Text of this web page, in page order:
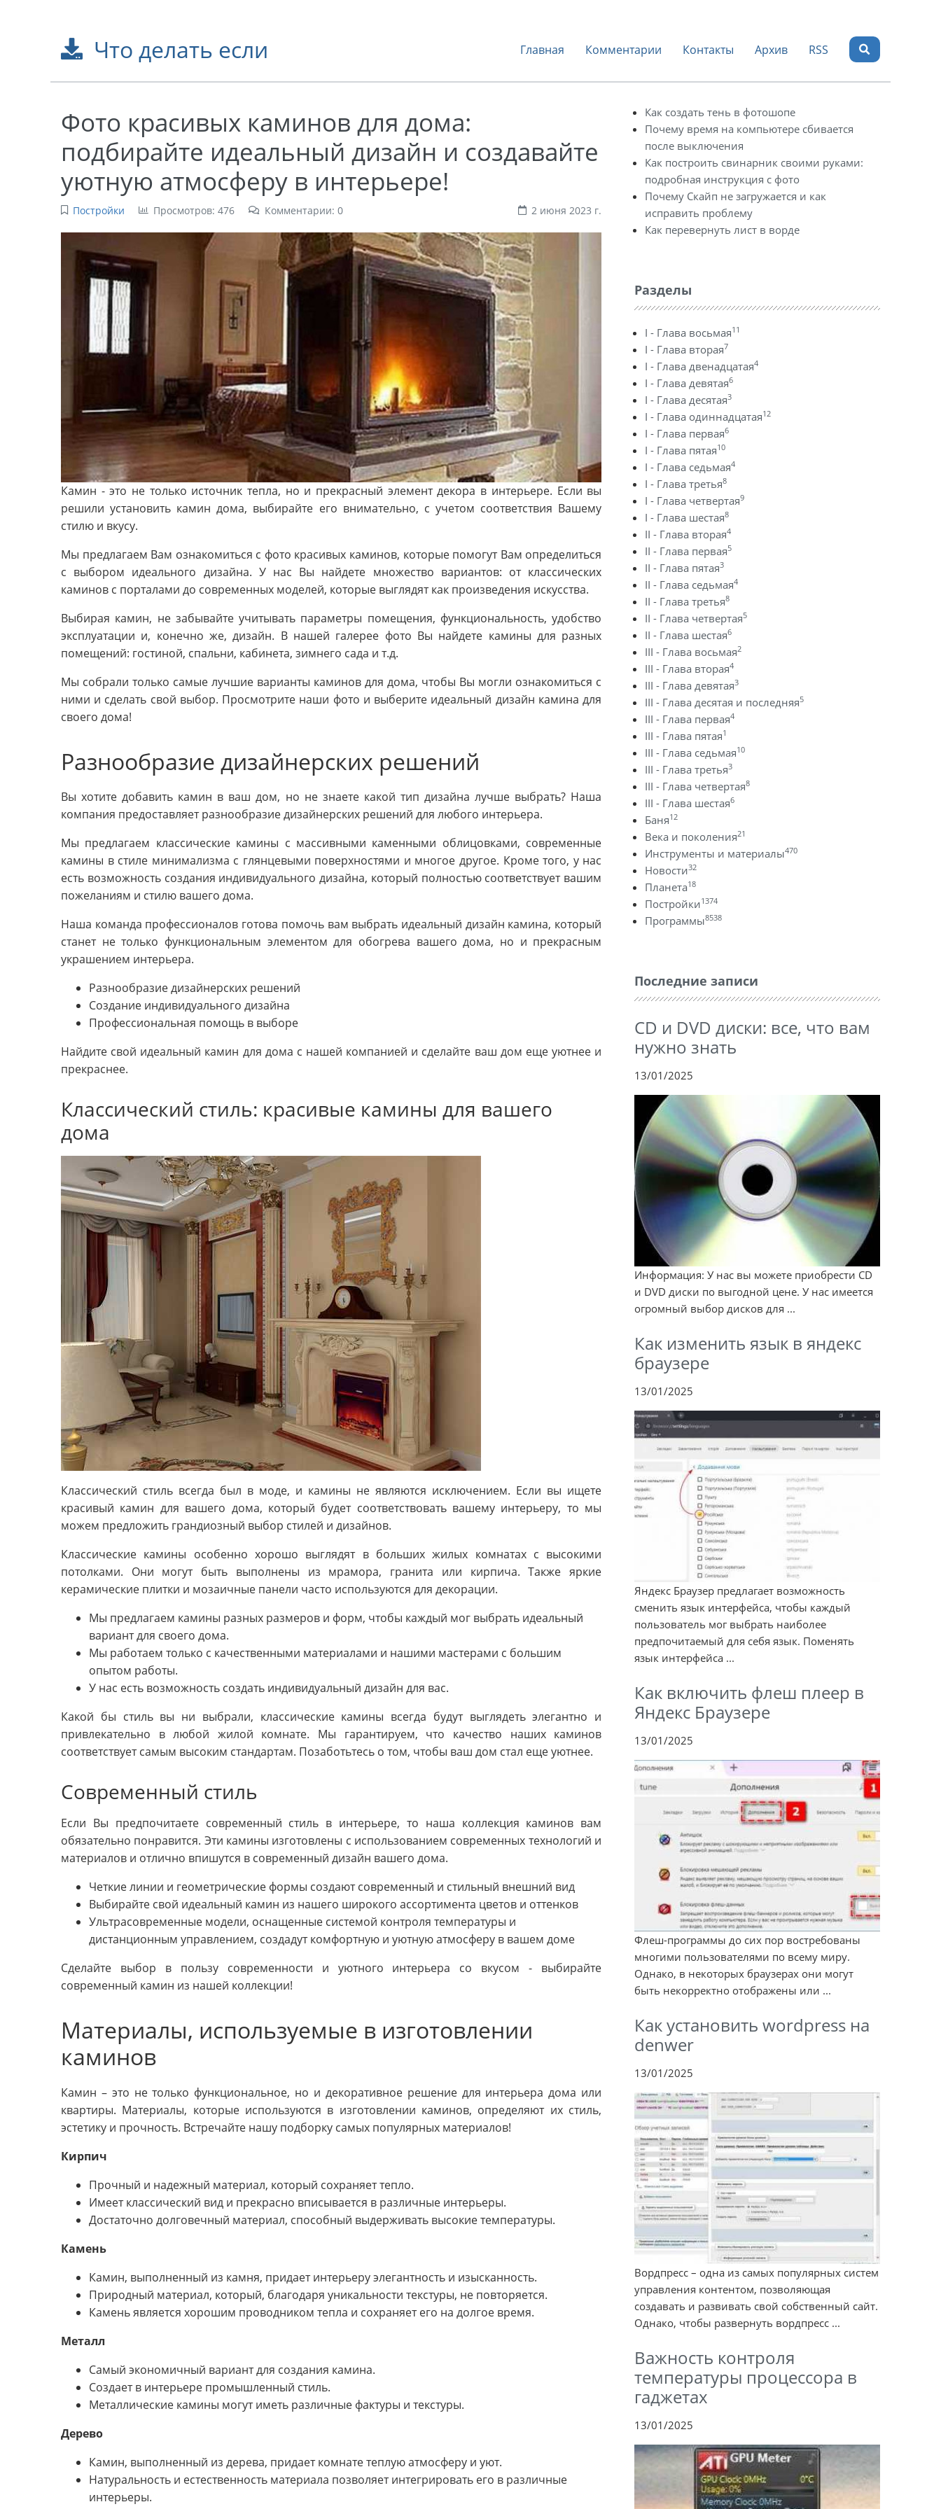
Что делать если Главная Комментарии Контакты Архив RSS
Фото красивых каминов для дома:
подбирайте идеальный дизайн и создавайте
уютную атмосферу в интерьере!
Постройки Просмотров: 476 Комментарии: 0 2 июня 2023 г.
Камин - это не только источник тепла, но и прекрасный элемент декора в интерьере. Если вы
решили установить камин дома, выбирайте его внимательно, с учетом соответствия Вашему
стилю и вкусу.
Мы предлагаем Вам ознакомиться с фото красивых каминов, которые помогут Вам определиться
с выбором идеального дизайна. У нас Вы найдете множество вариантов: от классических
каминов с порталами до современных моделей, которые выглядят как произведения искусства.
Выбирая камин, не забывайте учитывать параметры помещения, функциональность, удобство
эксплуатации и, конечно же, дизайн. В нашей галерее фото Вы найдете камины для разных
помещений: гостиной, спальни, кабинета, зимнего сада и т.д.
Мы собрали только самые лучшие варианты каминов для дома, чтобы Вы могли ознакомиться с
ними и сделать свой выбор. Просмотрите наши фото и выберите идеальный дизайн камина для
своего дома!
Разнообразие дизайнерских решений
Вы хотите добавить камин в ваш дом, но не знаете какой тип дизайна лучше выбрать? Наша
компания предоставляет разнообразие дизайнерских решений для любого интерьера.
Мы предлагаем классические камины с массивными каменными облицовками, современные
камины в стиле минимализма с глянцевыми поверхностями и многое другое. Кроме того, у нас
есть возможность создания индивидуального дизайна, который полностью соответствует вашим
пожеланиям и стилю вашего дома.
Наша команда профессионалов готова помочь вам выбрать идеальный дизайн камина, который
станет не только функциональным элементом для обогрева вашего дома, но и прекрасным
украшением интерьера.
Разнообразие дизайнерских решений
Создание индивидуального дизайна
Профессиональная помощь в выборе
Найдите свой идеальный камин для дома с нашей компанией и сделайте ваш дом еще уютнее и
прекраснее.
Классический стиль: красивые камины для вашего
дома
Классический стиль всегда был в моде, и камины не являются исключением. Если вы ищете
красивый камин для вашего дома, который будет соответствовать вашему интерьеру, то мы
можем предложить грандиозный выбор стилей и дизайнов.
Классические камины особенно хорошо выглядят в больших жилых комнатах с высокими
потолками. Они могут быть выполнены из мрамора, гранита или кирпича. Также яркие
керамические плитки и мозаичные панели часто используются для декорации.
Мы предлагаем камины разных размеров и форм, чтобы каждый мог выбрать идеальный
вариант для своего дома.
Мы работаем только с качественными материалами и нашими мастерами с большим
опытом работы.
У нас есть возможность создать индивидуальный дизайн для вас.
Какой бы стиль вы ни выбрали, классические камины всегда будут выглядеть элегантно и
привлекательно в любой жилой комнате. Мы гарантируем, что качество наших каминов
соответствует самым высоким стандартам. Позаботьтесь о том, чтобы ваш дом стал еще уютнее.
Современный стиль
Если Вы предпочитаете современный стиль в интерьере, то наша коллекция каминов вам
обязательно понравится. Эти камины изготовлены с использованием современных технологий и
материалов и отлично впишутся в современный дизайн вашего дома.
Четкие линии и геометрические формы создают современный и стильный внешний вид
Выбирайте свой идеальный камин из нашего широкого ассортимента цветов и оттенков
Ультрасовременные модели, оснащенные системой контроля температуры и
дистанционным управлением, создадут комфортную и уютную атмосферу в вашем доме
Сделайте выбор в пользу современности и уютного интерьера со вкусом - выбирайте
современный камин из нашей коллекции!
Материалы, используемые в изготовлении
каминов
Камин – это не только функциональное, но и декоративное решение для интерьера дома или
квартиры. Материалы, которые используются в изготовлении каминов, определяют их стиль,
эстетику и прочность. Встречайте нашу подборку самых популярных материалов!
Кирпич
Прочный и надежный материал, который сохраняет тепло.
Имеет классический вид и прекрасно вписывается в различные интерьеры.
Достаточно долговечный материал, способный выдерживать высокие температуры.
Камень
Камин, выполненный из камня, придает интерьеру элегантность и изысканность.
Природный материал, который, благодаря уникальности текстуры, не повторяется.
Камень является хорошим проводником тепла и сохраняет его на долгое время.
Металл
Самый экономичный вариант для создания камина.
Создает в интерьере промышленный стиль.
Металлические камины могут иметь различные фактуры и текстуры.
Дерево
Камин, выполненный из дерева, придает комнате теплую атмосферу и уют.
Натуральность и естественность материала позволяет интегрировать его в различные
интерьеры.
Как создать тень в фотошопе
Почему время на компьютере сбивается
после выключения
Как построить свинарник своими руками:
подробная инструкция с фото
Почему Скайп не загружается и как
исправить проблему
Как перевернуть лист в ворде
Разделы
I - Глава восьмая11
I - Глава вторая7
I - Глава двенадцатая4
I - Глава девятая6
I - Глава десятая3
I - Глава одиннадцатая12
I - Глава первая6
I - Глава пятая10
I - Глава седьмая4
I - Глава третья8
I - Глава четвертая9
I - Глава шестая8
II - Глава вторая4
II - Глава первая5
II - Глава пятая3
II - Глава седьмая4
II - Глава третья8
II - Глава четвертая5
II - Глава шестая6
III - Глава восьмая2
III - Глава вторая4
III - Глава девятая3
III - Глава десятая и последняя5
III - Глава первая4
III - Глава пятая1
III - Глава седьмая10
III - Глава третья3
III - Глава четвертая8
III - Глава шестая6
Баня12
Века и поколения21
Инструменты и материалы470
Новости32
Планета18
Постройки1374
Программы8538
Последние записи
CD и DVD диски: все, что вам
нужно знать
13/01/2025
Информация: У нас вы можете приобрести CD
и DVD диски по выгодной цене. У нас имеется
огромный выбор дисков для ...
Как изменить язык в яндекс
браузере
13/01/2025
Яндекс Браузер предлагает возможность
сменить язык интерфейса, чтобы каждый
пользователь мог выбрать наиболее
предпочитаемый для себя язык. Поменять
язык интерфейса ...
Как включить флеш плеер в
Яндекс Браузере
13/01/2025
Флеш-программы до сих пор востребованы
многими пользователями по всему миру.
Однако, в некоторых браузерах они могут
быть некорректно отображены или ...
Как установить wordpress на
denwer
13/01/2025
Вордпресс – одна из самых популярных систем
управления контентом, позволяющая
создавать и развивать свой собственный сайт.
Однако, чтобы развернуть вордпресс ...
Важность контроля
температуры процессора в
гаджетах
13/01/2025